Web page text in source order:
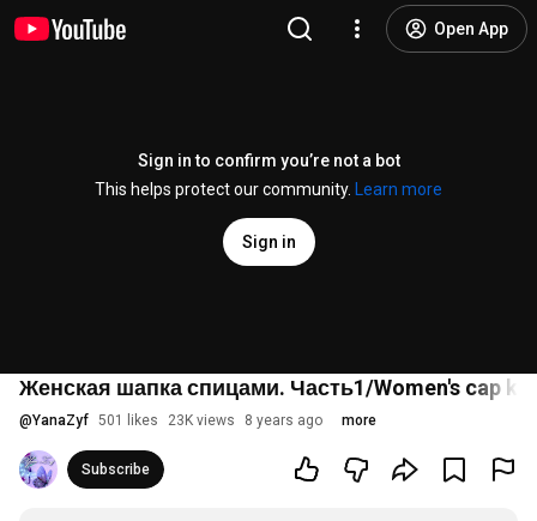
Open App
Sign in to confirm you’re not a bot
This helps protect our community.
Learn more
Sign in
Женская шапка спицами. Часть1/Women's cap
@YanaZyf 501 likes 23K views 8 years ago more
Subscribe